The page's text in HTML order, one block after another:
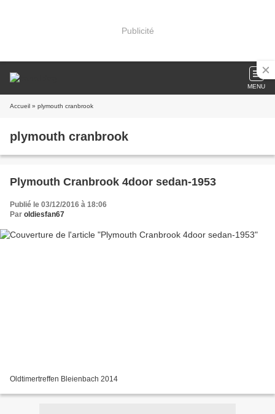
Publicité
MENU
Accueil » plymouth cranbrook
plymouth cranbrook
Plymouth Cranbrook 4door sedan-1953
Publié le 03/12/2016 à 18:06
Par oldiesfan67
Oldtimertreffen Bleienbach 2014